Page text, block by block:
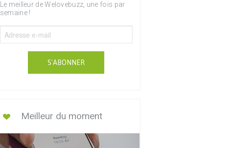
Le meilleur de Welovebuzz, une fois par
semaine !
S'ABONNER
Meilleur du moment